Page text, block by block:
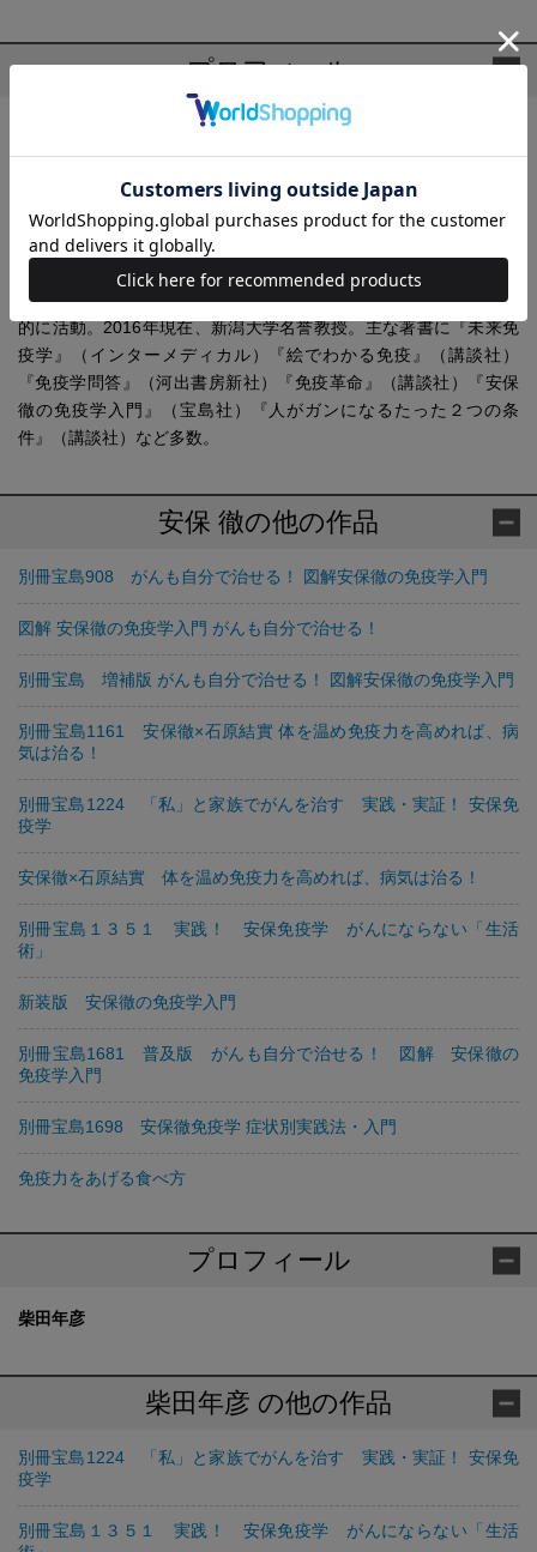
プロフィール
医学博士。1947年青森県生まれ。東北大学医学部卒業。アメリ
カ・アラバマ大学留学中の1980年、「ヒトNK細胞抗原CD57に関
するモノクローナル抗体」を作製。1989年、胸腺外分化T細胞を
発見。1996年、白血球の自律神経支配のメカニズムを解明。2000
年、胃潰瘍の原因が胃酸であるとの定説を覆して注目される。200
を超える英文論文を発表し、国際的に名高い免疫学者として精力
的に活動。2016年現在、新潟大学名誉教授。主な著書に『未来免
疫学』（インターメディカル）『絵でわかる免疫』（講談社）
『免疫学問答』（河出書房新社）『免疫革命』（講談社）『安保
徹の免疫学入門』（宝島社）『人がガンになるたった２つの条
件』（講談社）など多数。
安保 徹の他の作品
別冊宝島908 がんも自分で治せる！ 図解安保徹の免疫学入門
図解 安保徹の免疫学入門 がんも自分で治せる！
別冊宝島 増補版 がんも自分で治せる！ 図解安保徹の免疫学入門
別冊宝島1161 安保徹×石原結實 体を温め免疫力を高めれば、病
気は治る！
別冊宝島1224 「私」と家族でがんを治す 実践・実証！ 安保免
疫学
安保徹×石原結實 体を温め免疫力を高めれば、病気は治る！
別冊宝島１３５１ 実践！ 安保免疫学 がんにならない「生活
術」
新装版 安保徹の免疫学入門
別冊宝島1681 普及版 がんも自分で治せる！ 図解 安保徹の
免疫学入門
別冊宝島1698 安保徹免疫学 症状別実践法・入門
免疫力をあげる食べ方
プロフィール
柴田年彦
柴田年彦 の他の作品
別冊宝島1224 「私」と家族でがんを治す 実践・実証！ 安保免
疫学
別冊宝島１３５１ 実践！ 安保免疫学 がんにならない「生活